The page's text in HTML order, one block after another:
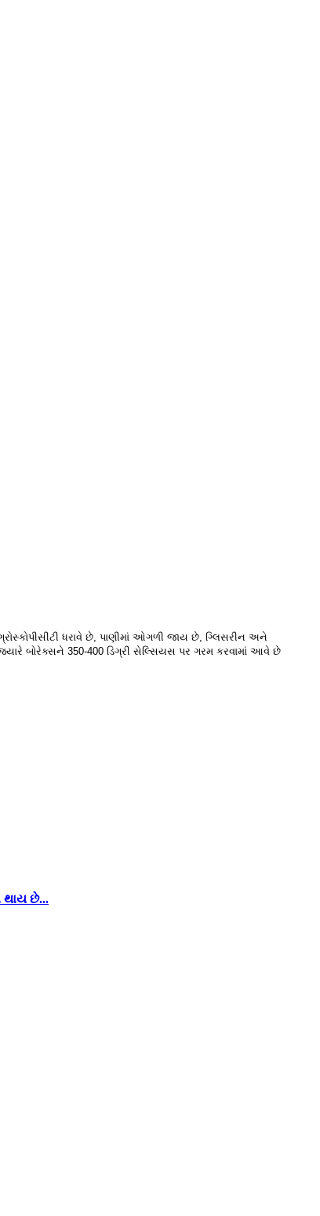
ધરાવે છે, પાણીમાં ઓગળી જાય છે, ગ્લિસરીન અને
બોરેક્સને 350-400 ડિગ્રી સેલ્સિયસ પર ગરમ કરવામાં આવે છે
છે...